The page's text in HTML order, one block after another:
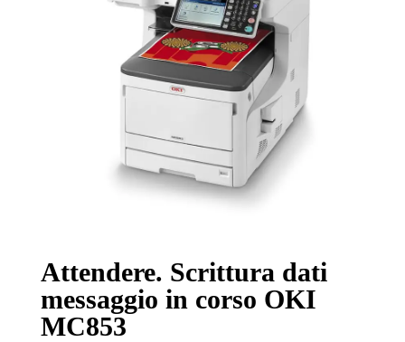
Attendere. Scrittura dati
messaggio in corso OKI
MC853